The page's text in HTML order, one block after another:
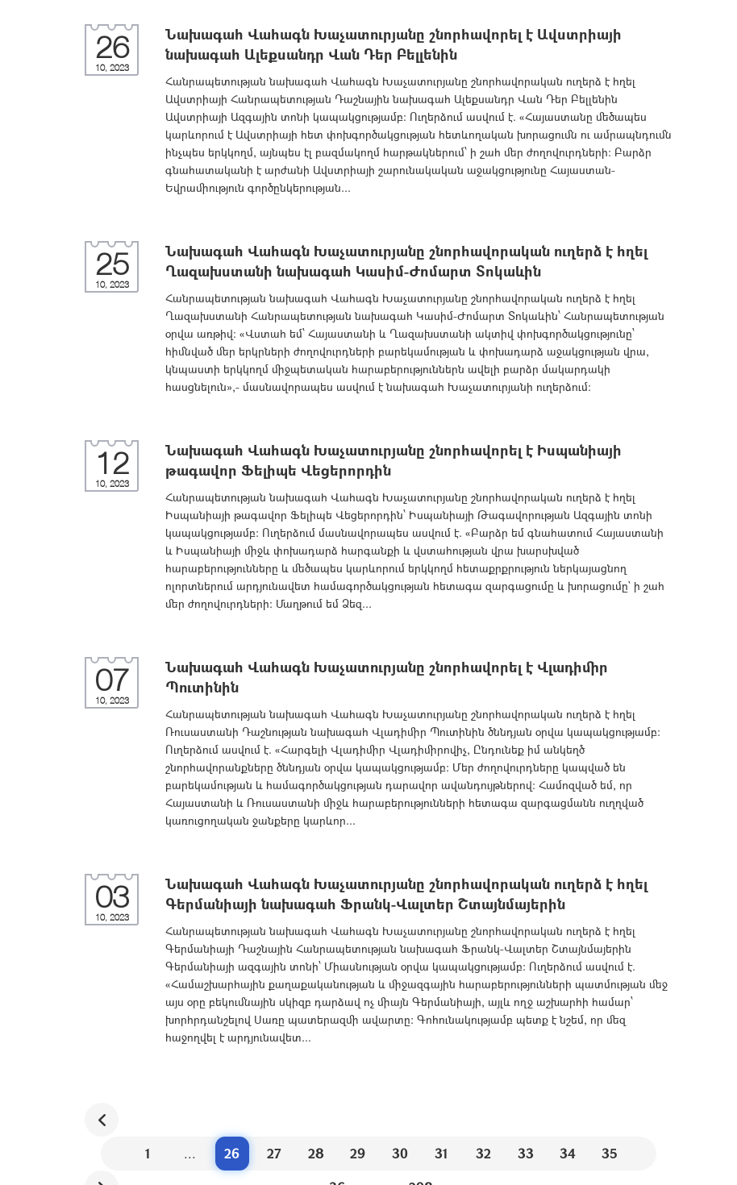
26
10, 2023
Նախագահ Վահագն Խաչատուրյանը շնորհավորել է Ավստրիայի
նախագահ Ալեքսանդր Վան Դեր Բելլենին
Հանրապետության նախագահ Վահագն Խաչատուրյանը շնորհավորական ուղերձ է հղել
Ավստրիայի Հանրապետության Դաշնային նախագահ Ալեքսանդր Վան Դեր Բելլենին
Ավստրիայի Ազգային տոնի կապակցությամբ: Ուղերձում ասվում է. «Հայաստանը մեծապես
կարևորում է Ավստրիայի հետ փոխգործակցության հետևողական խորացումն ու ամրապնդումն
ինչպես երկկողմ, այնպես էլ բազմակողմ հարթակներում՝ ի շահ մեր ժողովուրդների: Բարձր
գնահատականի է արժանի Ավստրիայի շարունակական աջակցությունը Հայաստան-
Եվրամիություն գործընկերության...
25
10, 2023
Նախագահ Վահագն Խաչատուրյանը շնորհավորական ուղերձ է հղել
Ղազախստանի նախագահ Կասիմ-Ժոմարտ Տոկաևին
Հանրապետության նախագահ Վահագն Խաչատուրյանը շնորհավորական ուղերձ է հղել
Ղազախստանի Հանրապետության նախագահ Կասիմ-Ժոմարտ Տոկաևին՝ Հանրապետության
օրվա առթիվ: «Վստահ եմ՝ Հայաստանի և Ղազախստանի ակտիվ փոխգործակցությունը՝
հիմնված մեր երկրների ժողովուրդների բարեկամության և փոխադարձ աջակցության վրա,
կնպաստի երկկողմ միջպետական հարաբերություններն ավելի բարձր մակարդակի
հասցնելուն»,- մասնավորապես ասվում է նախագահ Խաչատուրյանի ուղերձում:
12
10, 2023
Նախագահ Վահագն Խաչատուրյանը շնորհավորել է Իսպանիայի
թագավոր Ֆելիպե Վեցերորդին
Հանրապետության նախագահ Վահագն Խաչատուրյանը շնորհավորական ուղերձ է հղել
Իսպանիայի թագավոր Ֆելիպե Վեցերորդին՝ Իսպանիայի Թագավորության Ազգային տոնի
կապակցությամբ։ Ուղերձում մասնավորապես ասվում է. «Բարձր եմ գնահատում Հայաստանի
և Իսպանիայի միջև փոխադարձ հարգանքի և վստահության վրա խարսխված
հարաբերությունները և մեծապես կարևորում երկկողմ հետաքրքրություն ներկայացնող
ոլորտներում արդյունավետ համագործակցության հետագա զարգացումը և խորացումը` ի շահ
մեր ժողովուրդների: Մաղթում եմ Ձեզ...
07
10, 2023
Նախագահ Վահագն Խաչատուրյանը շնորհավորել է Վլադիմիր
Պուտինին
Հանրապետության նախագահ Վահագն Խաչատուրյանը շնորհավորական ուղերձ է հղել
Ռուսաստանի Դաշնության նախագահ Վլադիմիր Պուտինին ծննդյան օրվա կապակցությամբ։
Ուղերձում ասվում է. «Հարգելի Վլադիմիր Վլադիմիրովիչ, Ընդունեք իմ անկեղծ
շնորհավորանքները ծննդյան օրվա կապակցությամբ: Մեր ժողովուրդները կապված են
բարեկամության և համագործակցության դարավոր ավանդույթներով։ Համոզված եմ, որ
Հայաստանի և Ռուսաստանի միջև հարաբերությունների հետագա զարգացմանն ուղղված
կառուցողական ջանքերը կարևոր...
03
10, 2023
Նախագահ Վահագն Խաչատուրյանը շնորհավորական ուղերձ է հղել
Գերմանիայի նախագահ Ֆրանկ-Վալտեր Շտայնմայերին
Հանրապետության նախագահ Վահագն Խաչատուրյանը շնորհավորական ուղերձ է հղել
Գերմանիայի Դաշնային Հանրապետության նախագահ Ֆրանկ-Վալտեր Շտայնմայերին
Գերմանիայի ազգային տոնի՝ Միասնության օրվա կապակցությամբ: Ուղերձում ասվում է.
«Համաշխարհային քաղաքականության և միջազգային հարաբերությունների պատմության մեջ
այս օրը բեկումնային սկիզբ դարձավ ոչ միայն Գերմանիայի, այլև ողջ աշխարհի համար՝
խորհրդանշելով Սառը պատերազմի ավարտը։ Գոհունակությամբ պետք է նշեմ, որ մեզ
հաջողվել է արդյունավետ...
1 ... 26 27 28 29 30 31 32 33 34
35